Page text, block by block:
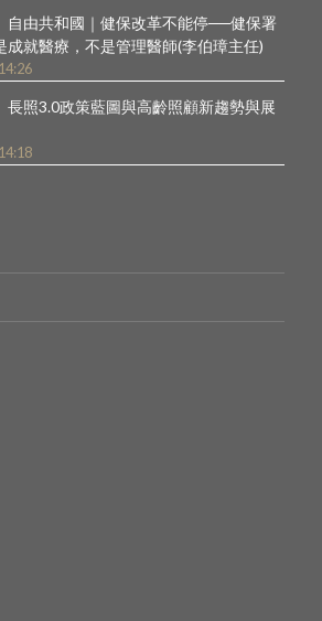
自由共和國｜健保改革不能停──健保署
成就醫療，不是管理醫師(李伯璋主任)
長照3.0政策藍圖與高齡照顧新趨勢與展